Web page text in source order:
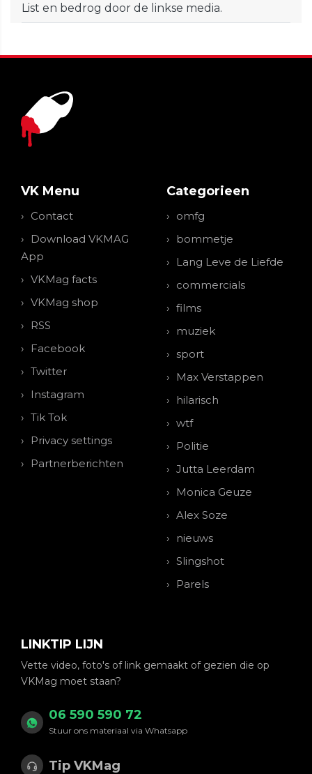
List en bedrog door de linkse media.
VK Menu
Contact
Download VKMAG
App
VKMag facts
VKMag shop
RSS
Facebook
Twitter
Instagram
Tik Tok
Privacy settings
Partnerberichten
Categorieen
omfg
bommetje
Lang Leve de Liefde
commercials
films
muziek
sport
Max Verstappen
hilarisch
wtf
Politie
Jutta Leerdam
Monica Geuze
Alex Soze
nieuws
Slingshot
Parels
LINKTIP LIJN
Vette video, foto's of link gemaakt of gezien die op
VKMag moet staan?
06 590 590 72
Stuur ons materiaal via Whatsapp
Tip VKMag